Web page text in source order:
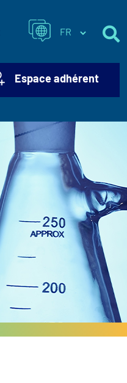
Espace adhérent